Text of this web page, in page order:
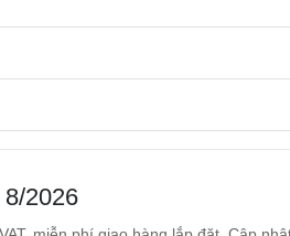
2026